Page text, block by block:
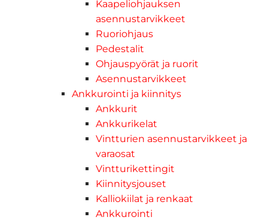
Kaapeliohjauksen
asennustarvikkeet
Ruoriohjaus
Pedestalit
Ohjauspyörät ja ruorit
Asennustarvikkeet
Ankkurointi ja kiinnitys
Ankkurit
Ankkurikelat
Vintturien asennustarvikkeet ja
varaosat
Vintturikettingit
Kiinnitysjouset
Kalliokiilat ja renkaat
Ankkurointi